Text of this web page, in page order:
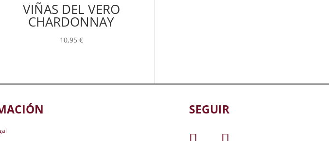
VIÑAS DEL VERO
CHARDONNAY
10,95 €
SEGUIR